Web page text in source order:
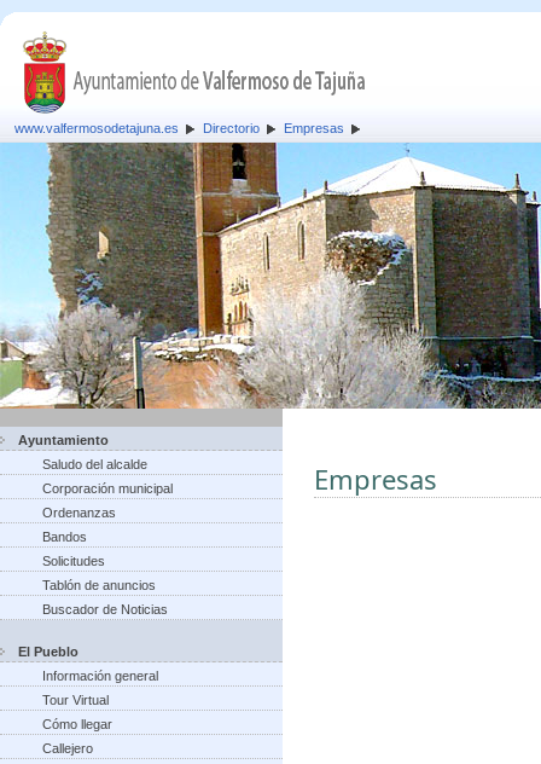
www.valfermosodetajuna.es Directorio Empresas
Ayuntamiento
Saludo del alcalde
Corporación municipal
Ordenanzas
Bandos
Solicitudes
Tablón de anuncios
Buscador de Noticias
El Pueblo
Información general
Tour Virtual
Cómo llegar
Callejero
Empresas